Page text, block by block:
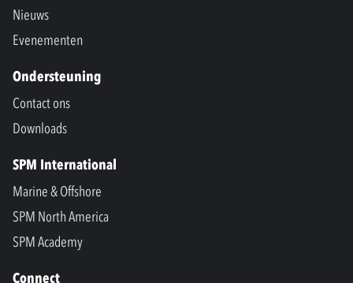
Nieuws
Evenementen
Ondersteuning
Contact ons
Downloads
SPM International
Marine & Offshore
SPM North America
SPM Academy
Connect